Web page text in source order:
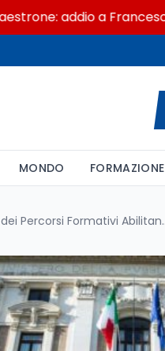
addio a Francesco
MONDO FORMAZIONE
Avvio Ufficiale